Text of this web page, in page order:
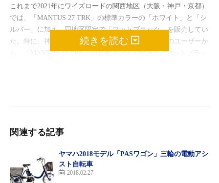
これまで2021年にワイズロードの関西地区（大阪・神戸・京都）
では、「MANTUS 27 TRK」の標準カラーの「ホワイト」と「シ
ルバー」に加え、同地区限定で「マットブラック」を販売してい
た。特に、神戸店では坂道の多い六甲山の山手地区のユーザーか
ら、「MANTUS 27 TRK」の電動アシスト機能と「マットブラッ
続きを読む
関連する記事
ヤマハ2018モデル「PASワゴン」三輪の電動アシ
スト自転車
2018.02.27